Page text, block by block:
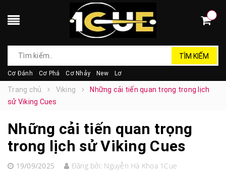
TÌM KIẾM
Cơ Đánh Cơ Phá Cơ Nhảy New Lơ
Trang chủ Viking
Những cải tiến quan trọng trong lịch
sử Viking Cues
Những cải tiến quan trọng
trong lịch sử Viking Cues
19/09/2025 Đăng bởi: Nguyễn Hà Khoa 1Cue